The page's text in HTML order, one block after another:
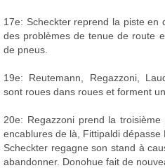
17e: Scheckter reprend la piste en
des problèmes de tenue de route
de pneus.
19e: Reutemann, Regazzoni,
sont roues dans roues et forment un
20e: Regazzoni prend la
encablures de là, Fittipaldi dépasse
Scheckter regagne son stand à
abandonner. Donohue fait de